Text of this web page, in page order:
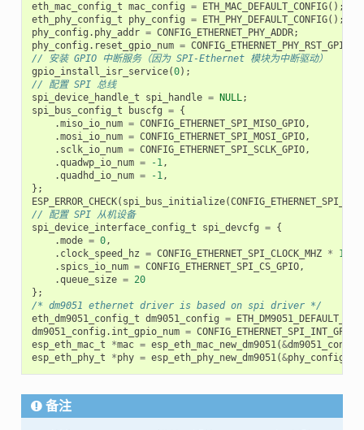
eth_mac_config_t mac_config = ETH_MAC_DEFAULT_CONFIG();
eth_phy_config_t
phy_config = ETH_PHY_DEFAULT_CONFIG();
phy_config . phy_addr = CONFIG_ETHERNET_PHY_ADDR;
phy_config . reset_gpio_num = CONFIG_ETHERNET_PHY_RST_GPIO
// 安装 GPIO 中断服务（因为 SPI-Ethernet 模块为中断驱动）
gpio_install_isr_service(0);
// 配置 SPI 总线
spi_device_handle_t
spi_handle = NULL;
spi_bus_config_t
buscfg = {
.miso_io_num = CONFIG_ETHERNET_SPI_MISO_GPIO,
.mosi_io_num = CONFIG_ETHERNET_SPI_MOSI_GPIO,
. sclk_io_num = CONFIG_ETHERNET_SPI_SCLK_GPIO,
.quadwp_io_num = -1,
.quadhd_io_num = -1,
};
ESP_ERROR_CHECK( spi_bus_initialize(
// 配置 SPI 从机设备
spi_device_interface_config_t
spi_devcfg = {
.mode = 0,
. clock_speed_hz = CONFIG_ETHERNET_SPI_CLOCK_MHZ *
1000
. spics_io_num = CONFIG_ETHERNET_SPI_CS_GPIO,
.queue_size = 20
};
/* dm9051 ethernet driver is based on spi driver */
eth_dm9051_config_t dm9051_config =
dm9051_config . int_gpio_num = CONFIG_ETHERNET_SPI_INT_GPIO
esp_eth_mac_t
*mac = esp_eth_mac_new_dm9051(&dm9051_config
esp_eth_phy_t
*phy = esp_eth_phy_new_dm9051(&phy_config
备注